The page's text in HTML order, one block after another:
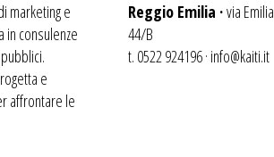
marketinge
in consulenze
e
affrontare le
Reggio Emilia ·via
44/B
t. 0522 924196 · info@kaiti.it